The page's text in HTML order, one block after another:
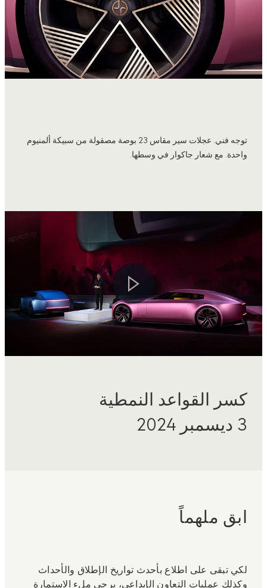
توجه فني. عجلات سير مقاس 23 بوصة مصقولة من سبيكة ألمنيوم
واحدة. مع شعار جاكوار في وسطها.
كسر القواعد النمطية
3 ديسمبر 2024
ابق ملهماً
لكي تبقى على اطلاع بأحدث تواريخ الإطلاق والأحداث
وكذلك عمليات التعاون الإبداعي، يرجى ملء الاستمارة